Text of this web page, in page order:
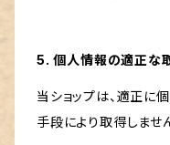
5. 個人情報の適正な
当ショップは、適正に
手段により取得しませ